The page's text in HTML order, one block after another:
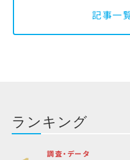
記事一
ランキング
調査・データ